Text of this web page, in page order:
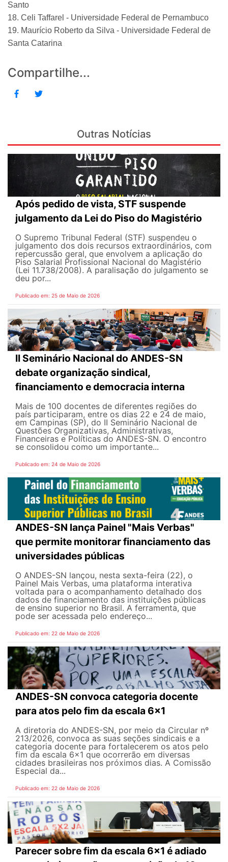
Santo
18. Celi Taffarel - Universidade Federal de Pernambuco
19. Maurício Roberto da Silva - Universidade Federal de
Santa Catarina
Compartilhe...
Outras Notícias
Após pedido de vista, STF suspende
julgamento da Lei do Piso do Magistério
O Supremo Tribunal Federal (STF) suspendeu o
julgamento dos dois recursos extraordinários, com
repercussão geral, que envolvem a aplicação do
Piso Salarial Profissional Nacional do Magistério
(Lei 11.738/2008). A paralisação do julgamento se
deu por...
Publicado em: 25 de Maio de 2026
II Seminário Nacional do ANDES-SN
debate organização sindical,
financiamento e democracia interna
Mais de 100 docentes de diferentes regiões do
país participaram, entre os dias 22 e 24 de maio,
em Campinas (SP), do II Seminário Nacional de
Questões Organizativas, Administrativas,
Financeiras e Políticas do ANDES-SN. O encontro
se consolidou como um importante...
Publicado em: 24 de Maio de 2026
ANDES-SN lança Painel "Mais Verbas"
que permite monitorar financiamento das
universidades públicas
O ANDES-SN lançou, nesta sexta-feira (22), o
Painel Mais Verbas, uma plataforma interativa
voltada para o acompanhamento detalhado dos
dados de financiamento das instituições públicas
de ensino superior no Brasil. A ferramenta, que
pode ser acessada pelo endereço...
Publicado em: 22 de Maio de 2026
ANDES-SN convoca categoria docente
para atos pelo fim da escala 6x1
A diretoria do ANDES-SN, por meio da Circular nº
213/2026, convoca as suas seções sindicais e a
categoria docente para fortalecerem os atos pelo
fim da escala 6x1 que ocorrerão em diversas
cidades brasileiras nos próximos dias. A Comissão
Especial da...
Publicado em: 22 de Maio de 2026
Parecer sobre fim da escala 6x1 é adiado